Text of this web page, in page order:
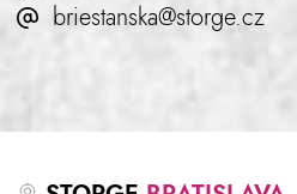
briestanska@storge.cz